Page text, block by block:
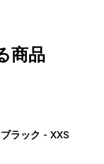
商品
ラック - XXS